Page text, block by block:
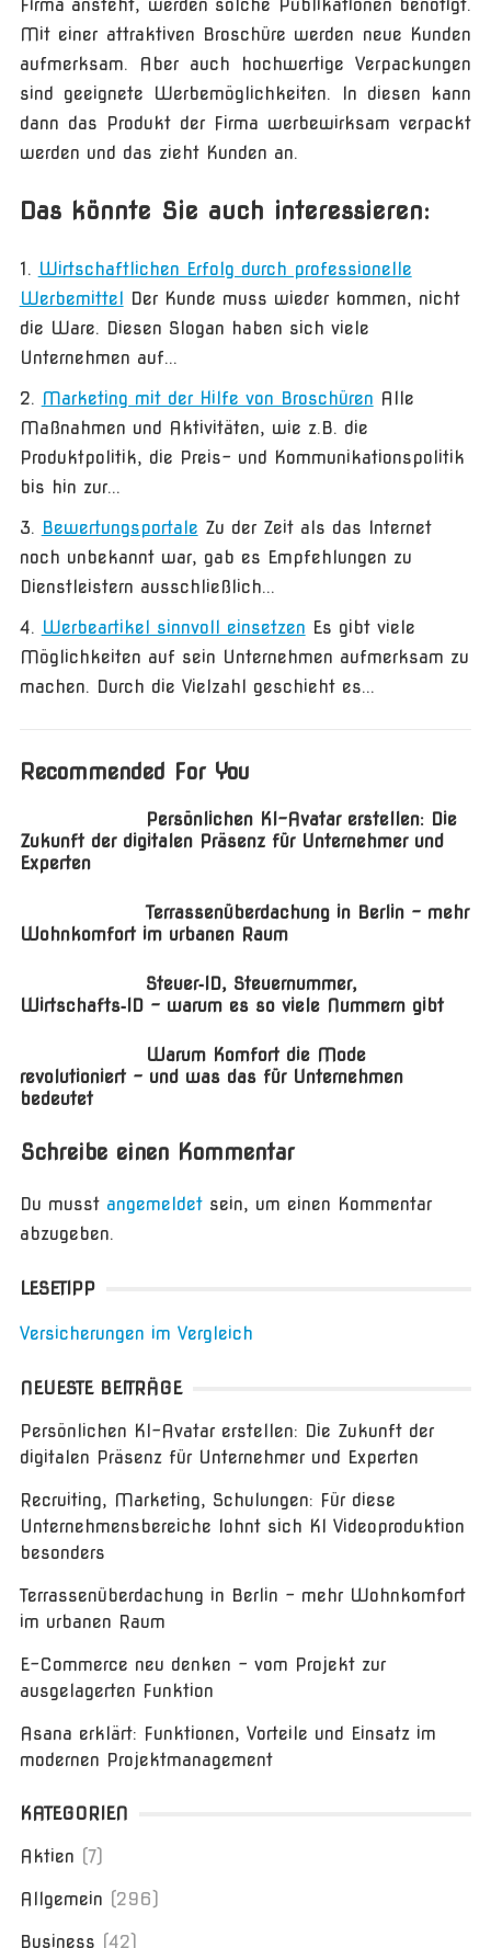
Firma ansteht, werden solche Publikationen benötigt.
Mit einer attraktiven Broschüre werden neue Kunden
aufmerksam. Aber auch hochwertige Verpackungen
sind geeignete Werbemöglichkeiten. In diesen kann
dann das Produkt der Firma werbewirksam verpackt
werden und das zieht Kunden an.
Das könnte Sie auch interessieren:
Wirtschaftlichen Erfolg durch professionelle
Werbemittel Der Kunde muss wieder kommen, nicht
die Ware. Diesen Slogan haben sich viele
Unternehmen auf...
Marketing mit der Hilfe von Broschüren Alle
Maßnahmen und Aktivitäten, wie z.B. die
Produktpolitik, die Preis- und Kommunikationspolitik
bis hin zur...
Bewertungsportale Zu der Zeit als das Internet
noch unbekannt war, gab es Empfehlungen zu
Dienstleistern ausschließlich...
Werbeartikel sinnvoll einsetzen Es gibt viele
Möglichkeiten auf sein Unternehmen aufmerksam zu
machen. Durch die Vielzahl geschieht es...
Recommended For You
Persönlichen KI-Avatar erstellen: Die
Zukunft der digitalen Präsenz für Unternehmer und
Experten
Terrassenüberdachung in Berlin – mehr
Wohnkomfort im urbanen Raum
Steuer‑ID, Steuernummer,
Wirtschafts‑ID – warum es so viele Nummern gibt
Warum Komfort die Mode
revolutioniert – und was das für Unternehmen
bedeutet
Schreibe einen Kommentar
Du musst angemeldetsein, um einen Kommentar
abzugeben.
LESETIPP
Versicherungen im Vergleich
NEUESTE BEITRÄGE
Persönlichen KI-Avatar erstellen: Die Zukunft der
digitalen Präsenz für Unternehmer und Experten
Recruiting, Marketing, Schulungen: Für diese
Unternehmensbereiche lohnt sich KI Videoproduktion
besonders
Terrassenüberdachung in Berlin – mehr Wohnkomfort
im urbanen Raum
E-Commerce neu denken – vom Projekt zur
ausgelagerten Funktion
Asana erklärt: Funktionen, Vorteile und Einsatz im
modernen Projektmanagement
KATEGORIEN
Aktien (7)
Allgemein (296)
Business (42)